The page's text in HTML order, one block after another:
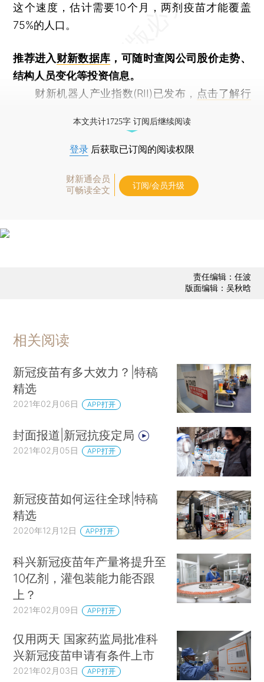
这个速度，估计需要10个月，两剂疫苗才能覆盖
75%的人口。
推荐进入财新数据库 ，可随时查阅公司股价走势、
结构人员变化等投资信息。
财新机器人产业指数(RII)已发布， 点击了解行
本文共计1725字 订阅后继续阅读
登录 后获取已订阅的阅读权限
财新通会员
可畅读全文
订阅/会员升级
责任编辑：任波
版面编辑：吴秋晗
相关阅读
新冠疫苗有多大效力？|特稿
精选
2021年02月06日 APP打开
封面报道|新冠抗疫定局
2021年02月05日 APP打开
新冠疫苗如何运往全球|特稿
精选
2020年12月12日 APP打开
科兴新冠疫苗年产量将提升至
10亿剂，灌包装能力能否跟
上？
2021年02月09日 APP打开
仅用两天 国家药监局批准科
兴新冠疫苗申请有条件上市
2021年02月03日 APP打开